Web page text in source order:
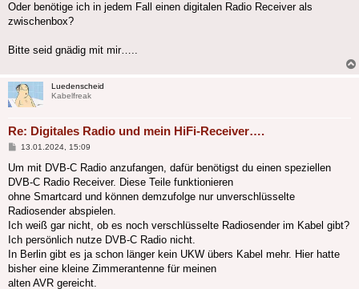
Oder benötige ich in jedem Fall einen digitalen Radio Receiver als
zwischenbox?
Bitte seid gnädig mit mir…..
Luedenscheid
Kabelfreak
Re: Digitales Radio und mein HiFi-Receiver….
Beitrag
13.01.2024, 15:09
Um mit DVB-C Radio anzufangen, dafür benötigst du einen speziellen
DVB-C Radio Receiver. Diese Teile funktionieren
ohne Smartcard und können demzufolge nur unverschlüsselte
Radiosender abspielen.
Ich weiß gar nicht, ob es noch verschlüsselte Radiosender im Kabel gibt?
Ich persönlich nutze DVB-C Radio nicht.
In Berlin gibt es ja schon länger kein UKW übers Kabel mehr. Hier hatte
bisher eine kleine Zimmerantenne für meinen
alten AVR gereicht.